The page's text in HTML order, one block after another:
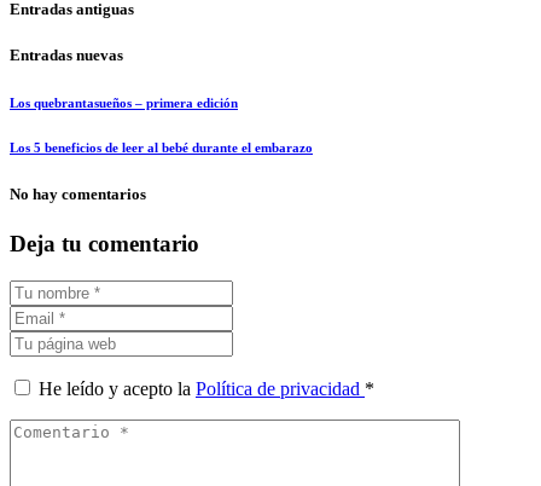
Entradas antiguas
Entradas nuevas
Los quebrantasueños – primera edición
Los 5 beneficios de leer al bebé durante el embarazo
No hay comentarios
Deja tu comentario
He leído y acepto la Política de privacidad *